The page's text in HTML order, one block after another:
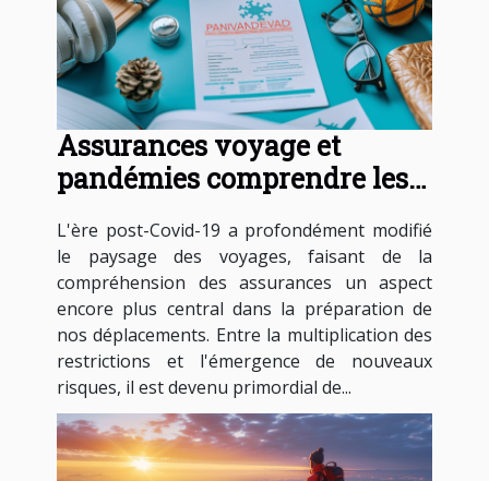
Assurances voyage et
pandémies comprendre les
L'ère post-Covid-19 a profondément modifié
le paysage des voyages, faisant de la
compréhension des assurances un aspect
encore plus central dans la préparation de
nos déplacements. Entre la multiplication des
restrictions et l'émergence de nouveaux
risques, il est devenu primordial de...